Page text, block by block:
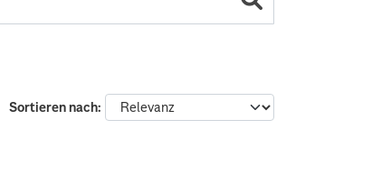
Sortieren nach